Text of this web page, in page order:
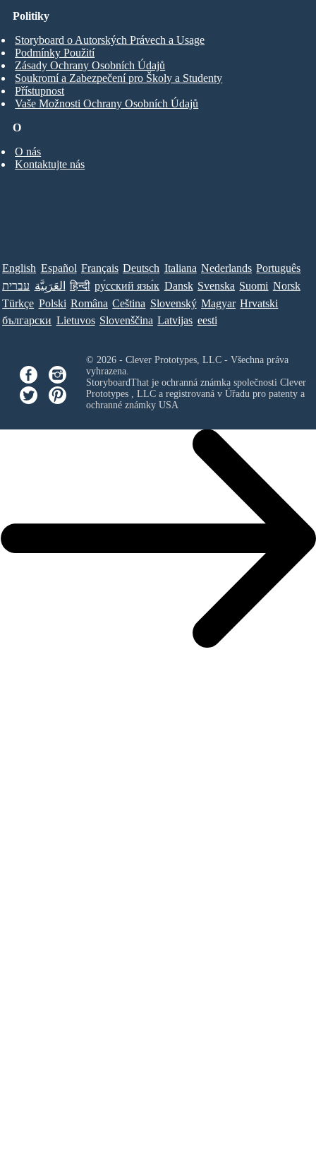
O
O nás
Kontaktujte nás
Politiky
Storyboard o Autorských Právech a Usage
Podmínky Použití
Zásady Ochrany Osobních Údajů
Soukromí a Zabezpečení pro Školy a Studenty
Přístupnost
Vaše Možnosti Ochrany Osobních Údajů
English Español Français Deutsch Italiana Nederlands Português
עברית العَرَبِيَّة हिन्दी ру́сский язы́к Dansk Svenska Suomi Norsk
Türkçe Polski Româna Ceština Slovenský Magyar Hrvatski
български Lietuvos Slovenščina Latvijas eesti
© 2026 - Clever Prototypes, LLC - Všechna práva
vyhrazena.
StoryboardThat je ochranná známka společnosti Clever
Prototypes , LLCa registrovaná v Úřadu pro patenty a
ochranné známky USA